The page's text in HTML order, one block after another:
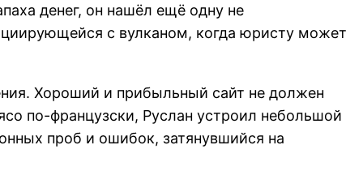
денег, он нашёл ещё одну не
с вулканом, когда юристу может
Хороший и прибыльный сайт не должен
по-французски, Руслан устроил небольшой
проб и ошибок, затянувшийся на